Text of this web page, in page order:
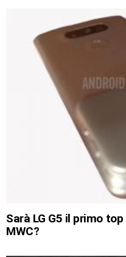
Sarà LG G5 il primo
MWC?